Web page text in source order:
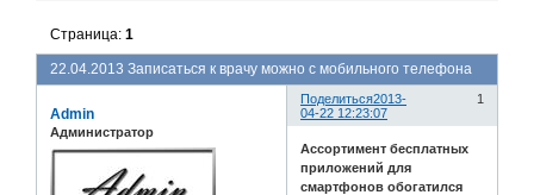
22.04.2013 Записаться к врачу можно с мобильного телефона
Страница:1
Поделиться 1
2013-
04-22 12:23:07
Admin
Администратор
Ассортимент бесплатных
приложений для
смартфонов обогатился